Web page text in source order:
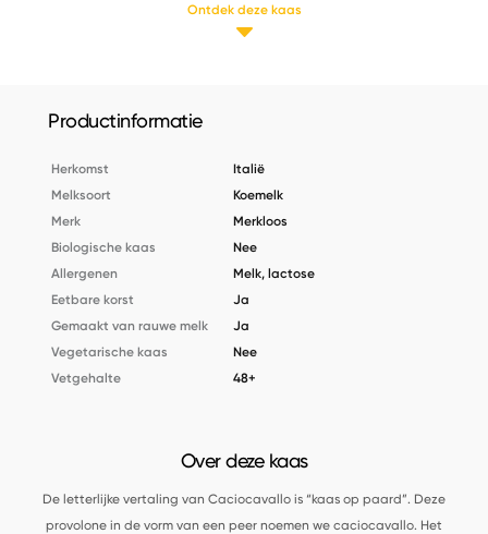
Ontdek deze kaas
Productinformatie
Herkomst
Italië
Melksoort
Koemelk
Merk
Merkloos
Biologische kaas
Nee
Allergenen
Melk, lactose
Eetbare korst
Ja
Gemaakt van rauwe melk
Ja
Vegetarische kaas
Nee
Vetgehalte
48+
Over deze kaas
De letterlijke vertaling van Caciocavallo is “kaas op paard”. Deze
provolone in de vorm van een peer noemen we caciocavallo. Het